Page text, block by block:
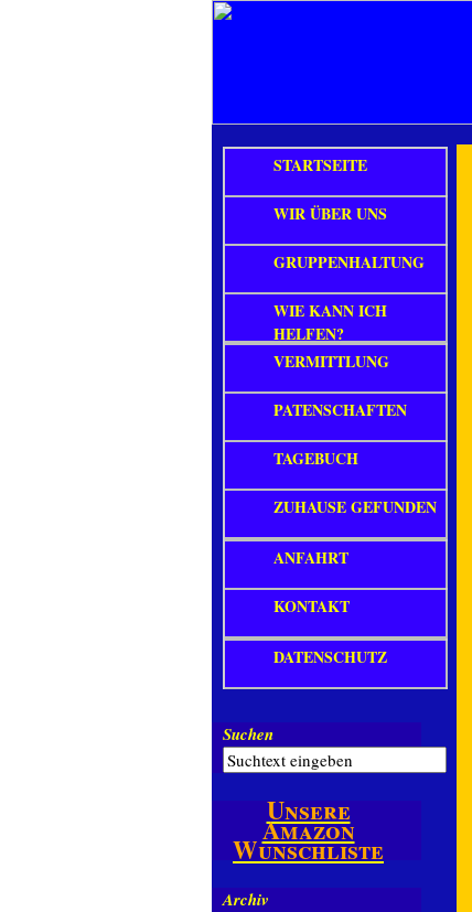
STARTSEITE
WIR ÜBER UNS
GRUPPENHALTUNG
WIE KANN ICH
HELFEN?
VERMITTLUNG
PATENSCHAFTEN
TAGEBUCH
ZUHAUSE GEFUNDEN
ANFAHRT
KONTAKT
DATENSCHUTZ
Suchen
Unsere
Amazon
Wunschliste
Archiv